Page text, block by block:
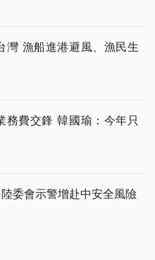
灣 漁船進港避風、漁民生
務費交鋒 韓國瑜：今年只
委會示警增赴中安全風險